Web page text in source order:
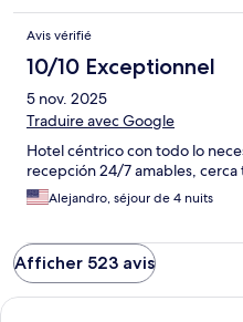
Avis vérifié
10/10 Exceptionnel
5 nov. 2025
Traduire avec Google
Hotel céntrico con todo lo
recepción 24/7 amables,
Alejandro, séjour de 4 nuits
Afficher 523 avis